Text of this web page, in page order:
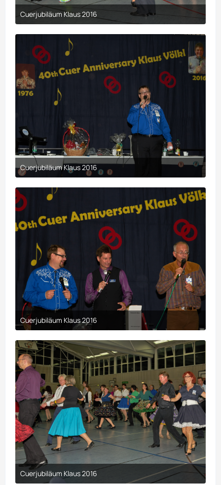
Cuerjubiläum Klaus 2016
9. April 2017 um 00:29
Cuerjubiläum Klaus 2016
9. April 2017 um 00:29
Cuerjubiläum Klaus 2016
9. April 2017 um 00:29
Cuerjubiläum Klaus 2016
9. April 2017 um 00:29